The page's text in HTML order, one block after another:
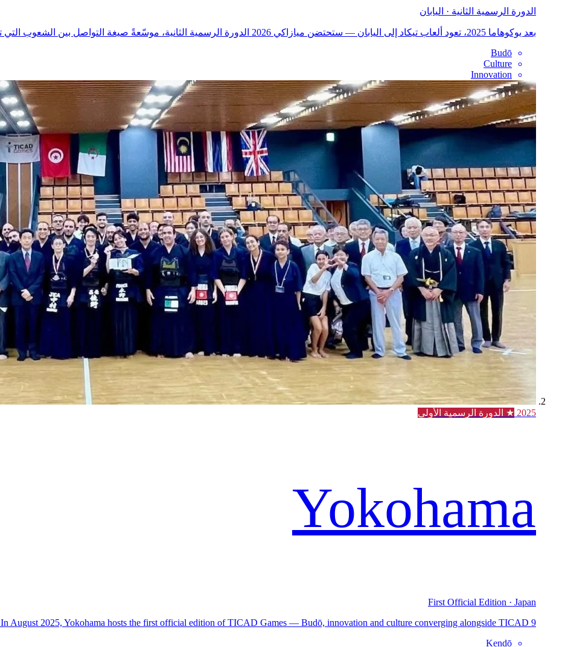
الدورة الرسمية الثانية · اليابان
بعد يوكوهاما 2025، تعود ألعاب تيكاد إلى اليابان — ستحتضن ميازاكي 2026 الدورة الرسمية الثانية، موسّعةً صيغة التواصل بين الشعوب التي تأسست من تونس إلى يوكوهاما.
Budō
Culture
Innovation
2025 ★ الدورة الرسمية الأولى
Yokohama
First Official Edition · Japan
In August 2025, Yokohama hosts the first official edition of TICAD Games — Budō, innovation and culture converging alongside TICAD 9.
Kendō